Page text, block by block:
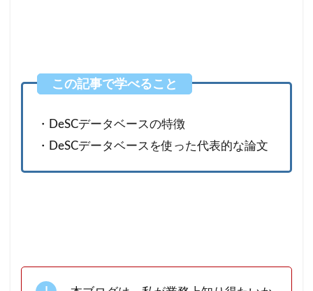
・DeSCデータベースの特徴
・DeSCデータベースを使った代表的な論文